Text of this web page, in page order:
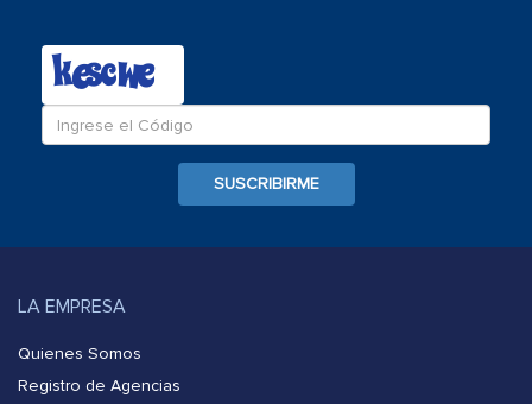
Ingrese
el
c�digo
SUSCRIBIRME
LA EMPRESA
Quienes Somos
Registro de Agencias